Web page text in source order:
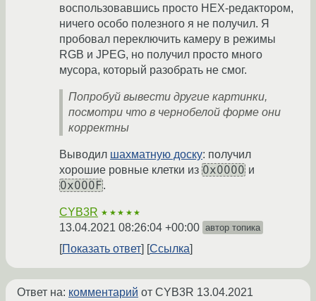
воспользовавшись просто HEX-редактором,
ничего особо полезного я не получил. Я
пробовал переключить камеру в режимы
RGB и JPEG, но получил просто много
мусора, который разобрать не смог.
Попробуй вывести другие картинки,
посмотри что в чернобелой форме они
корректны
Выводил шахматную доску: получил
хорошие ровные клетки из 0x0000 и
0x000F.
CYB3R ★★★★★
13.04.2021 08:26:04 +00:00 автор топика
Показать ответ Ссылка
Ответ на: комментарий от CYB3R 13.04.2021